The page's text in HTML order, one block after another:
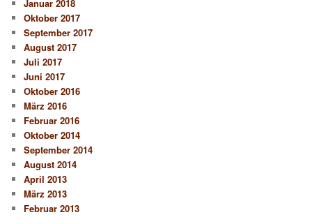
Januar 2018
Oktober 2017
September 2017
August 2017
Juli 2017
Juni 2017
Oktober 2016
März 2016
Februar 2016
Oktober 2014
September 2014
August 2014
April 2013
März 2013
Februar 2013